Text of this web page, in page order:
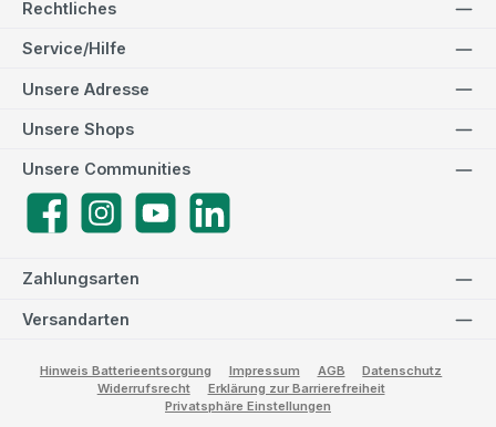
Rechtliches
Service/Hilfe
Zahlungsarten
Versandarten
Unsere Adresse
Unsere Communities
FacebookInstagramYouTube
Unsere Shops
Hinweis Batterieentsorgung Impressum AGB
Datenschutz
Widerrufsrecht
Erklärung zur Barrierefreiheit
Privatsphäre Einstellungen